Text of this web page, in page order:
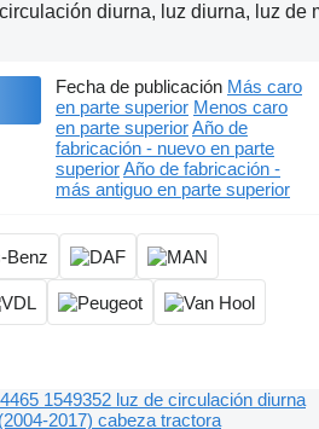
diurna, luz diurna, luz de
Fecha de publicación Más caro
en parte superior Menos caro
en parte superiorAño de
fabricación - nuevo en parte
superiorAño de fabricación -
más antiguo en parte superior